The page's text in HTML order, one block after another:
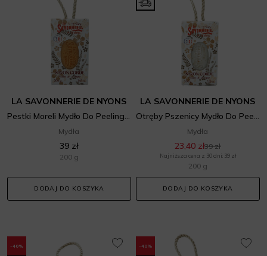
LA SAVONNERIE DE NYONS
Pestki Moreli Mydło Do Peelingu Na Sznurku
Mydła
39 zł
200 g
DODAJ DO KOSZYKA
LA SAVONNERIE DE NYONS
Otręby Pszenicy Mydło Do Peelingu Na Sznurku
Mydła
23,40 zł39 zł
Najniższa cena z 30 dni: 39 zł
200 g
DODAJ DO KOSZYKA
-40% -40%